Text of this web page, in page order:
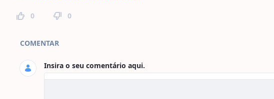
0 0
Comentários da Página
COMENTAR
Insira o seu comentário aqui.